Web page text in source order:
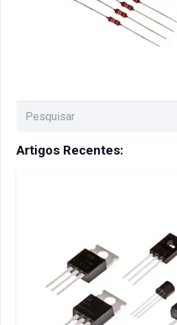
Artigos Recentes: